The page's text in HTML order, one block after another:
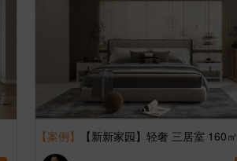
【案例】 【新新家园】轻奢 三居室 160㎡